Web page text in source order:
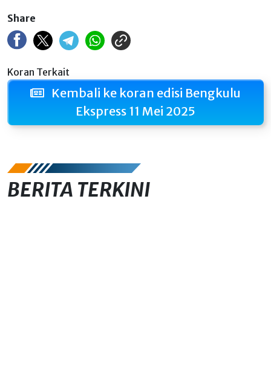
Share
Koran Terkait
Kembali ke koran edisi Bengkulu
Ekspress 11 Mei 2025
BERITA TERKINI